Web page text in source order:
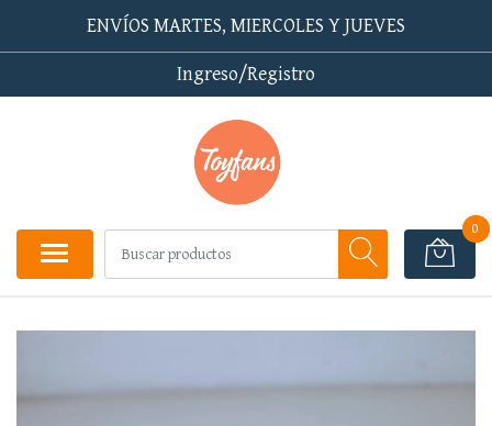
ENVÍOS MARTES, MIERCOLES Y JUEVES
Ingreso/Registro
0